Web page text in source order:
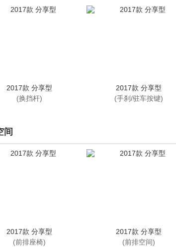
2017款 分享型
(换挡杆)
2017款 分享型
(手刹/驻车按键)
间
2017款 分享型
(前排座椅)
2017款 分享型
(前排空间)